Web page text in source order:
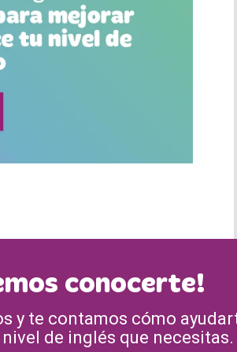
conocerte!
y te contamos cómo
de inglés que necesitas.